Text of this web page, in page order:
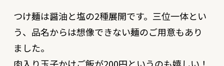
つけ麺は醤油と塩の2種展開です。三位一体とい
う、品名からは想像できない麺のご用意もあり
ました。